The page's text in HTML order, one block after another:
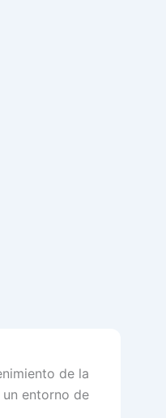
de la
entorno de